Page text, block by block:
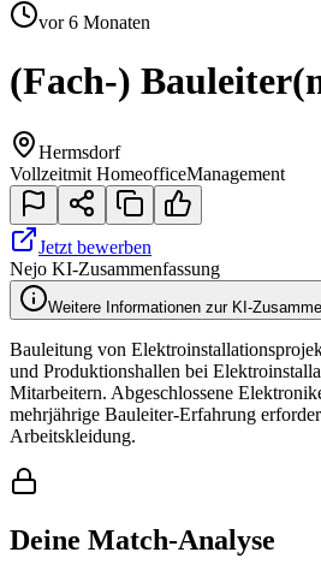
vor 6 Monaten
(Fach-) Bauleiter
Hermsdorf
Vollzeitmit HomeofficeManagement
Jetzt bewerben
Nejo KI-Zusammenfassung
Weitere Informationen zur KI-
Bauleitung von
und Produktionshallen bei
Mitarbeitern. Abgeschlossene
mehrjährige Bauleiter-Erfahrung
Arbeitskleidung.
Deine Match-Analyse